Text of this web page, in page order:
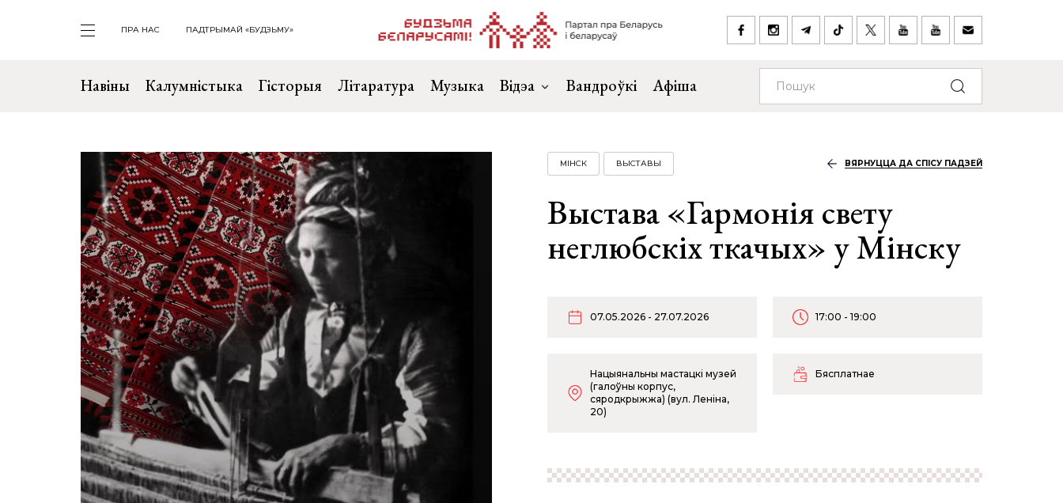
ПРА НАС ПАДТРЫМАЙ «БУДЗЬМУ»
Навіны Калумністыка Гісторыя Літаратура Музыка Відэа Вандроўкі Афіша
МІНСК ВЫСТАВЫ ВЯРНУЦЦА ДА СПІСУ ПАДЗЕЙ
Выстава «Гармонія свету
неглюбскіх ткачых» у Мінску
07.05.2026 - 27.07.2026 17:00 - 19:00
Нацыянальны мастацкі музей
(галоўны корпус,
сяродкрыжжа) (вул. Леніна,
20)
Бясплатнае